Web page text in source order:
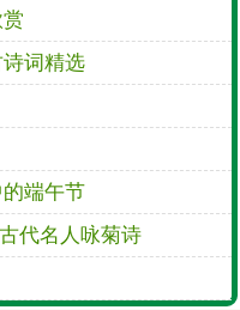
首《鹧鸪天》的咏桂
只香留。何须浅碧深
词精选
端午节
代名人咏菊诗